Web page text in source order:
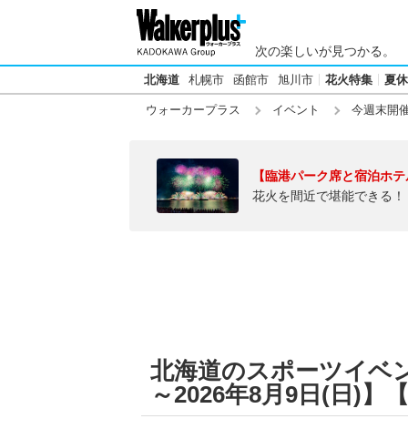
次の楽しいが見つかる。
北海道 札幌市 函館市 旭川市 花火特集 夏
ウォーカープラス イベント 今週末開
【臨港パーク席と宿泊ホ
花火を間近で堪能できる
北海道のスポーツイベ
～2026年8月9日(日)】